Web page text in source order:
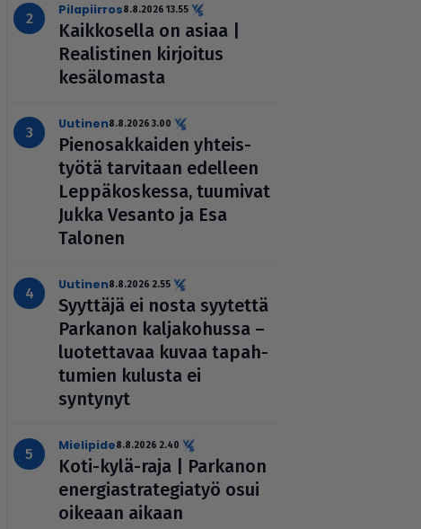
pilapiirros8.8.2026 13.55
Kaik­ko­sella on asiaa |
Rea­lis­ti­nen kirjoitus
kesä­lo­masta
uutinen8.8.2026 3.00
Pie­no­sak­kai­den yhteis­
työtä tarvitaan edelleen
Lep­pä­kos­kessa, tuumivat
Jukka Vesanto ja Esa
Talonen
uutinen8.8.2026 2.55
Syyttäjä ei nosta syytettä
Parkanon kal­ja­ko­hussa –
luo­tet­ta­vaa kuvaa tapah­
tu­mien kulusta ei
syntynyt
mielipide8.8.2026 2.40
Koti-kylä-raja | Parkanon
ener­gi­ast­ra­te­gi­a­työ osui
oikeaan aikaan